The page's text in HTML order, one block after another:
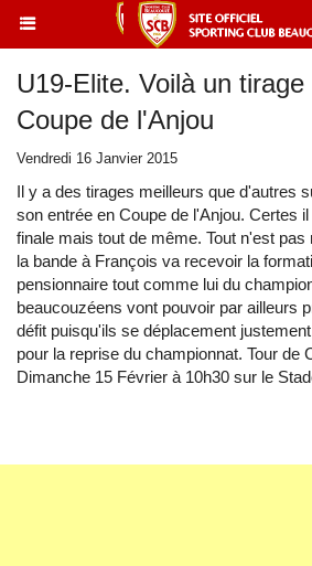
U19-Elite. Voilà un tirage
Coupe de l'Anjou
Vendredi 16 Janvier 2015
Il y a des tirages meilleurs que d'autres
son entrée en Coupe de l'Anjou. Certes
finale mais tout de même. Tout n'est pas
la bande à François va recevoir la
pensionnaire tout comme lui du
beaucouzéens vont pouvoir par ailleurs
défit puisqu'ils se déplacement
pour la reprise du championnat. Tour de
Dimanche 15 Février à 10h30 sur le